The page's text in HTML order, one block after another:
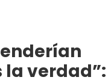
la verdad”: